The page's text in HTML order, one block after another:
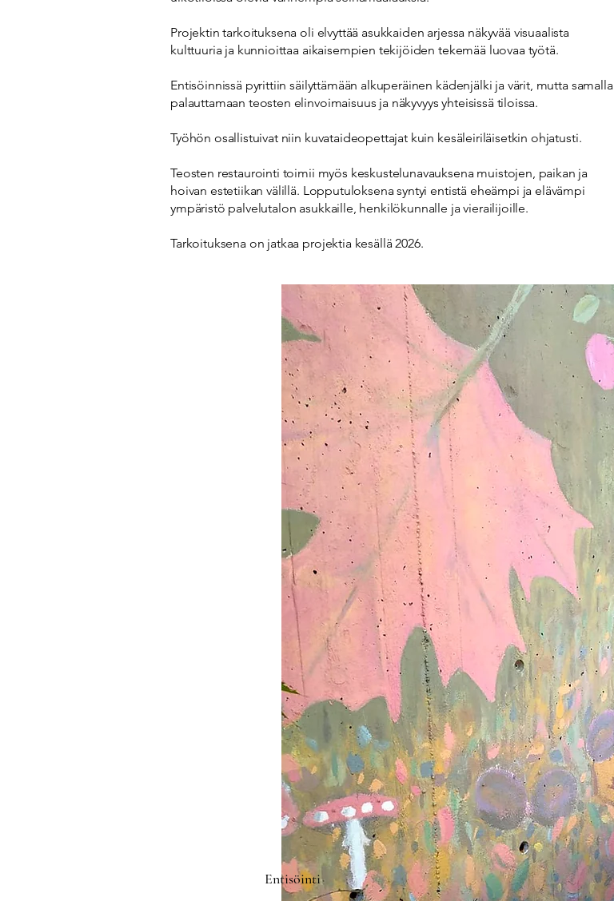
Projektin tarkoituksena oli elvyttää asukkaiden arjessa näkyvää visuaalista
kulttuuria ja kunnioittaa aikaisempien tekijöiden tekemää luovaa työtä.
Entisöinnissä pyrittiin säilyttämään alkuperäinen kädenjälki ja värit, mutta samalla
palauttamaan teosten elinvoimaisuus ja näkyvyys yhteisissä tiloissa.
Työhön osallistuivat niin kuvataideopettajat kuin kesäleiriläisetkin ohjatusti.
Teosten restaurointi toimii myös keskustelunavauksena muistojen, paikan ja
hoivan estetiikan välillä. Lopputuloksena syntyi entistä eheämpi ja elävämpi
ympäristö palvelutalon asukkaille, henkilökunnalle ja vierailijoille.
Tarkoituksena on jatkaa projektia kesällä 2026.
Entisöinti